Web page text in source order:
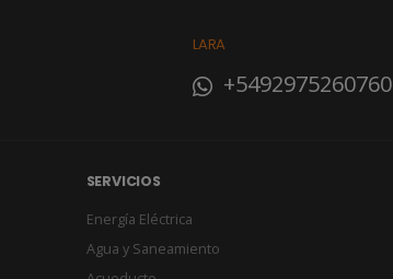
LARA
+5492975260760
SERVICIOS
Energía Eléctrica
Agua y Saneamiento